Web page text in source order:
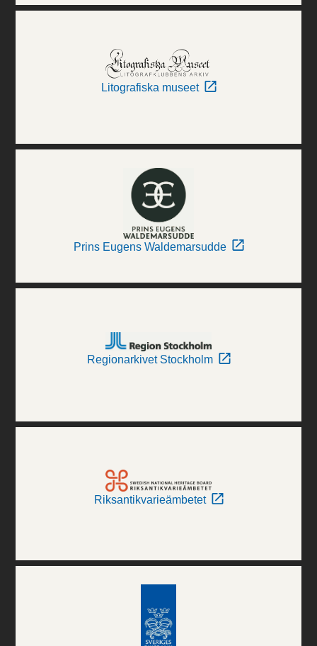
Litografiska museet
Prins Eugens Waldemarsudde
Regionarkivet Stockholm
Riksantikvarieämbetet